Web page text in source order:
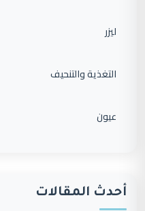
ليزر
التغذية والتنحيف
عيون
أحدث المقالات